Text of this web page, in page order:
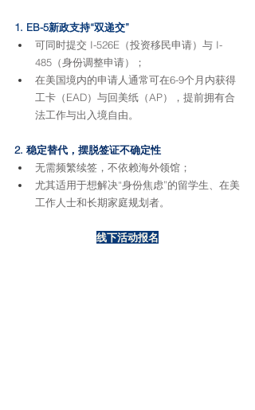
1. EB-5新政支持“双递交”
可同时提交 I-526E（投资移民申请）与 I-
485（身份调整申请）；
在美国境内的申请人通常可在6-9个月内获得
工卡（EAD）与回美纸（AP），提前拥有合
法工作与出入境自由。
2. 稳定替代，摆脱签证不确定性
无需频繁续签，不依赖海外领馆；
尤其适用于想解决“身份焦虑”的留学生、在美
工作人士和长期家庭规划者。
线下活动报名